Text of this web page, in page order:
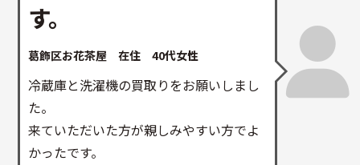
す。
葛飾区お花茶屋 在住 40代女性
冷蔵庫と洗濯機の買取りをお願いしまし
た。
来ていただいた方が親しみやすい方でよ
かったです。